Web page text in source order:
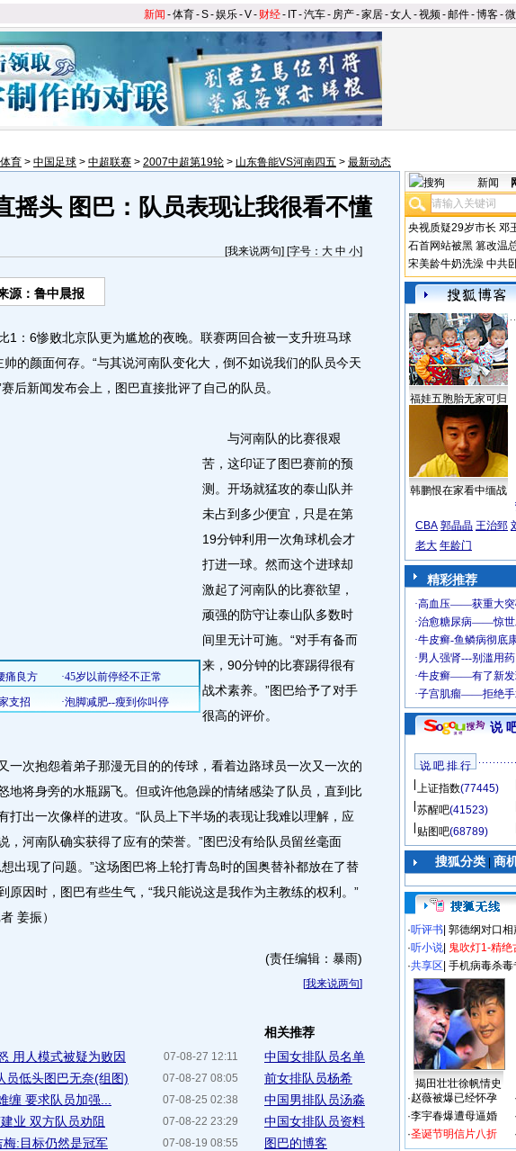
新闻 -体育-S-娱乐-V- 财经- IT-汽车- 房产-家居-女人 -视频-邮件-博客-
育 > 中国足球 > 中超联赛 > 2007中超第19轮 > 山东鲁能VS河南四五 > 最新动态
摇头 图巴：队员表现让我很看不懂
[我来说两句] [字号： 大 中 小]
源：鲁中晨报
6惨败北京队更为尴尬的夜晚。联赛两回合被一支升班马球
的颜面何存。“与其说河南队变化大，倒不如说我们的队员今天
后新闻发布会上，图巴直接批评了自己的队员。
与河南队的比赛很艰
苦，这印证了图巴赛前的预
测。开场就猛攻的泰山队并
未占到多少便宜，只是在第
19分钟利用一次角球机会才
打进一球。然而这个进球却
激起了河南队的比赛欲望，
顽强的防守让泰山队多数时
间里无计可施。“对手有备而
来，90分钟的比赛踢得很有
战术素养。”图巴给予了对手
很高的评价。
次抱怨着弟子那漫无目的的传球，看着边路球员一次又一次的
地将身旁的水瓶踢飞。但或许他急躁的情绪感染了队员，直到比
打出一次像样的进攻。“队员上下半场的表现让我难以理解，应
，河南队确实获得了应有的荣誉。”图巴没有给队员留丝毫面
出现了问题。”这场图巴将上轮打青岛时的国奥替补都放在了替
原因时，图巴有些生气，“我只能说这是我作为主教练的权利。”
姜振）
(责任编辑：暴雨)
[我来说两句]
07-08-27 12:11
用人模式被疑为败因
07-08-27 08:05
员低头图巴无奈(组图)
07-08-25 02:38
缠 要求队员加强...
07-08-22 23:29
业 双方队员劝阻
07-08-19 08:55
:目标仍然是冠军
相关推荐
中国女排队员名单
前女排队员杨希
中国男排队员汤淼
中国女排队员资料
图巴的博客
新闻
央视质疑29岁市长 邓
石首网站被黑 篡改温
宋美龄牛奶洗澡 中共
福娃五胞胎无家可归
韩鹏恨在家看中缅战
CBA 郭晶晶 王治郅
老大 年龄门
精彩推荐
说
说 吧 排 行
上证指数(77445)
苏醒吧(41523)
贴图吧(68789)
搜狐分类| 商
·听评书 郭德纲对口相
·听小说 鬼吹灯1-精绝
·共享区 手机病毒杀毒
揭田壮壮徐帆情史
·赵薇被爆已经怀孕
·李宇春爆遭母逼婚
·圣诞节明信片八折
·
·
·